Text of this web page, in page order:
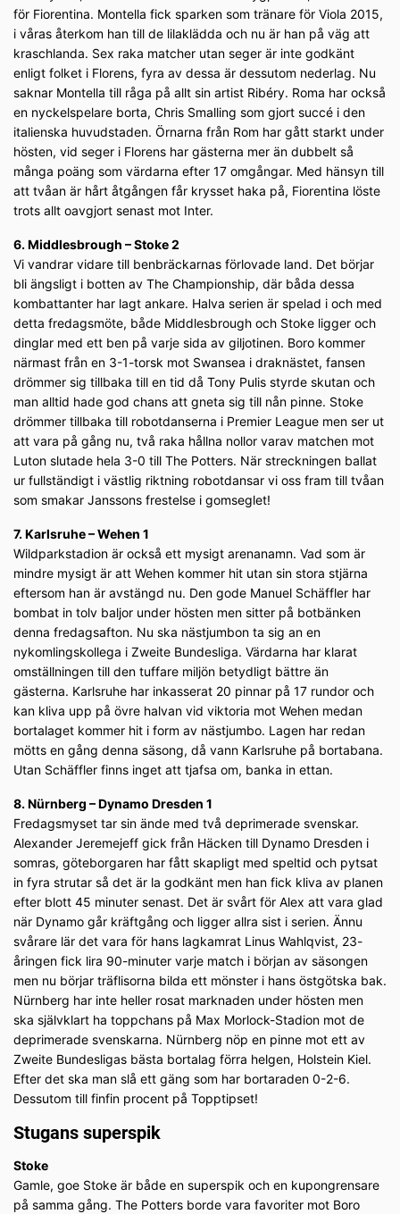
för Fiorentina. Montella fick sparken som tränare för Viola 2015,
i våras återkom han till de lilaklädda och nu är han på väg att
kraschlanda. Sex raka matcher utan seger är inte godkänt
enligt folket i Florens, fyra av dessa är dessutom nederlag. Nu
saknar Montella till råga på allt sin artist Ribéry. Roma har också
en nyckelspelare borta, Chris Smalling som gjort succé i den
italienska huvudstaden. Örnarna från Rom har gått starkt under
hösten, vid seger i Florens har gästerna mer än dubbelt så
många poäng som värdarna efter 17 omgångar. Med hänsyn till
att tvåan är hårt åtgången får krysset haka på, Fiorentina löste
trots allt oavgjort senast mot Inter.
6. Middlesbrough – Stoke 2
Vi vandrar vidare till benbräckarnas förlovade land. Det börjar
bli ängsligt i botten av The Championship, där båda dessa
kombattanter har lagt ankare. Halva serien är spelad i och med
detta fredagsmöte, både Middlesbrough och Stoke ligger och
dinglar med ett ben på varje sida av giljotinen. Boro kommer
närmast från en 3-1-torsk mot Swansea i draknästet, fansen
drömmer sig tillbaka till en tid då Tony Pulis styrde skutan och
man alltid hade god chans att gneta sig till nån pinne. Stoke
drömmer tillbaka till robotdanserna i Premier League men ser ut
att vara på gång nu, två raka hållna nollor varav matchen mot
Luton slutade hela 3-0 till The Potters. När streckningen ballat
ur fullständigt i västlig riktning robotdansar vi oss fram till tvåan
som smakar Janssons frestelse i gomseglet!
7. Karlsruhe – Wehen 1
Wildparkstadion är också ett mysigt arenanamn. Vad som är
mindre mysigt är att Wehen kommer hit utan sin stora stjärna
eftersom han är avstängd nu. Den gode Manuel Schäffler har
bombat in tolv baljor under hösten men sitter på botbänken
denna fredagsafton. Nu ska nästjumbon ta sig an en
nykomlingskollega i Zweite Bundesliga. Värdarna har klarat
omställningen till den tuffare miljön betydligt bättre än
gästerna. Karlsruhe har inkasserat 20 pinnar på 17 rundor och
kan kliva upp på övre halvan vid viktoria mot Wehen medan
bortalaget kommer hit i form av nästjumbo. Lagen har redan
mötts en gång denna säsong, då vann Karlsruhe på bortabana.
Utan Schäffler finns inget att tjafsa om, banka in ettan.
8. Nürnberg – Dynamo Dresden 1
Fredagsmyset tar sin ände med två deprimerade svenskar.
Alexander Jeremejeff gick från Häcken till Dynamo Dresden i
somras, göteborgaren har fått skapligt med speltid och pytsat
in fyra strutar så det är la godkänt men han fick kliva av planen
efter blott 45 minuter senast. Det är svårt för Alex att vara glad
när Dynamo går kräftgång och ligger allra sist i serien. Ännu
svårare lär det vara för hans lagkamrat Linus Wahlqvist, 23-
åringen fick lira 90-minuter varje match i början av säsongen
men nu börjar träflisorna bilda ett mönster i hans östgötska bak.
Nürnberg har inte heller rosat marknaden under hösten men
ska självklart ha toppchans på Max Morlock-Stadion mot de
deprimerade svenskarna. Nürnberg nöp en pinne mot ett av
Zweite Bundesligas bästa bortalag förra helgen, Holstein Kiel.
Efter det ska man slå ett gäng som har bortaraden 0-2-6.
Dessutom till finfin procent på Topptipset!
Stugans superspik
Stoke
Gamle, goe Stoke är både en superspik och en kupongrensare
på samma gång. The Potters borde vara favoriter mot Boro